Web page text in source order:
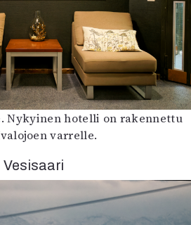
Nykyinen hotelli on rakennettu
varrelle.
Vesisaari